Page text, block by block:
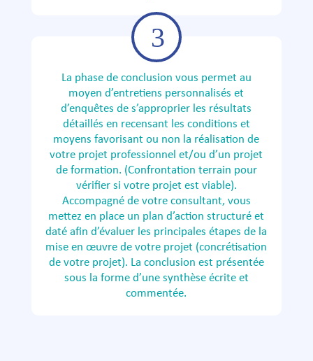
La phase de conclusion vous permet au
moyen d’entretiens personnalisés et
d’enquêtes de s’approprier les résultats
détaillés en recensant les conditions et
moyens favorisant ou non la réalisation de
votre projet professionnel et/ou d’un projet
de formation. (Confrontation terrain pour
vérifier si votre projet est viable).
Accompagné de votre consultant, vous
mettez en place un plan d’action structuré et
daté afin d’évaluer les principales étapes de la
mise en œuvre de votre projet (concrétisation
de votre projet). La conclusion est présentée
sous la forme d’une synthèse écrite et
commentée.